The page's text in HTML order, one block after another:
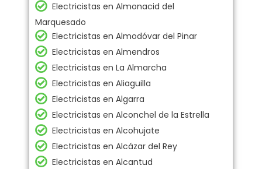
Electricistas en Almonacid del
Marquesado
Electricistas en Almodóvar del Pinar
Electricistas en Almendros
Electricistas en La Almarcha
Electricistas en Aliaguilla
Electricistas en Algarra
Electricistas en Alconchel de la Estrella
Electricistas en Alcohujate
Electricistas en Alcázar del Rey
Electricistas en Alcantud